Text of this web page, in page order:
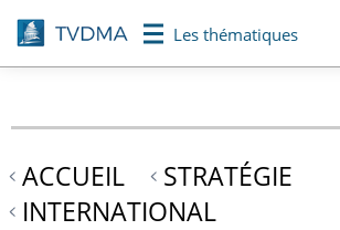
Aller
au
contenu
Les thématiques
ACCUEIL
STRATÉGIE
INTERNATIONAL